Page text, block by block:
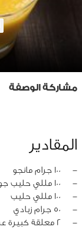
مشاركة الوصفة
المقادير
‏-
100 جرام مانجو
‏-
100 مللي حليب جوز هند
‏-
100 مللي حليب
‏-
50 جرام زبادي
‏-
2 معلقة كبيرة عسل